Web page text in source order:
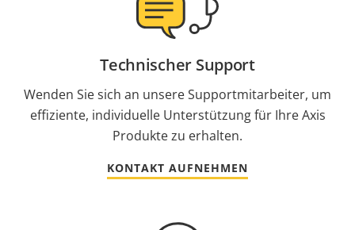
Technischer Support
Wenden Sie sich an unsere Supportmitarbeiter, um
effiziente, individuelle Unterstützung für Ihre Axis
Produkte zu erhalten.
KONTAKT AUFNEHMEN